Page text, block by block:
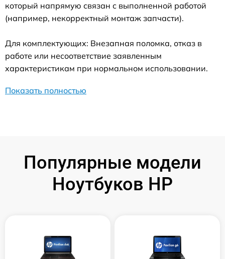
который напрямую связан с выполненной работой
(например, некорректный монтаж запчасти).
Для комплектующих: Внезапная поломка, отказ в
работе или несоответствие заявленным
характеристикам при нормальном использовании.
Показать полностью
Популярные модели
Ноутбуков HP